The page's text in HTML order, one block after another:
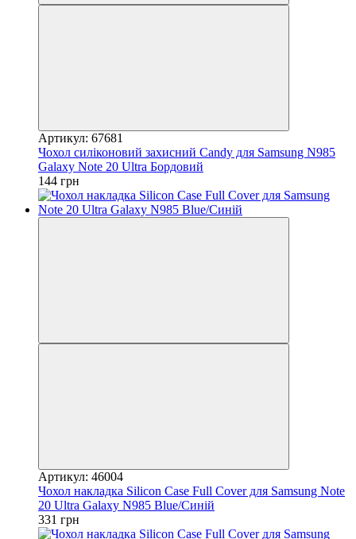
Артикул: 67681
Чохол силіконовий захисний Candy для Samsung N985
Galaxy Note 20 Ultra Бордовий
144 грн
Артикул: 46004
Чохол накладка Silicon Case Full Cover для Samsung Note
20 Ultra Galaxy N985 Blue/Синій
331 грн